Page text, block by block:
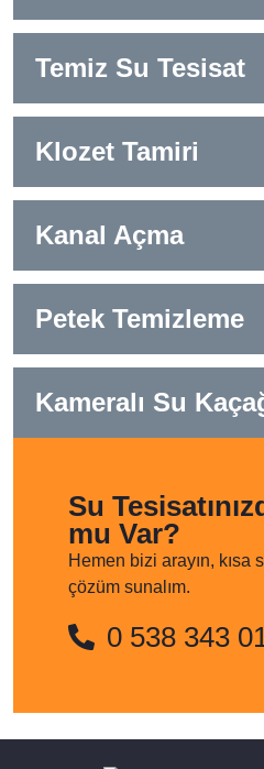
Temiz Su Tesisat
Klozet Tamiri
Kanal Açma
Petek Temizleme
Kameralı Su
Su
mu Var?
Hemen bizi arayın, kısa
çözüm sunalım.
0 538 343